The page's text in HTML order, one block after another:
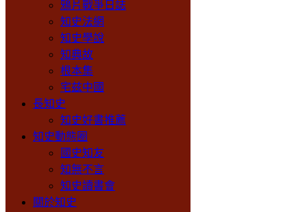
鴉片戰爭日誌
知史法網
知史學說
知典故
根本集
宅兹中國
長知史
知史好書推薦
知史動態圈
國史知友
知無不言
知史讀書會
關於知史